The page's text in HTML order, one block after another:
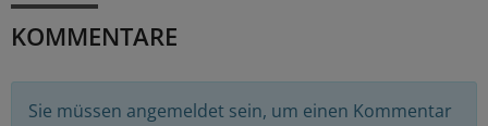
KOMMENTARE
Sie müssen angemeldet sein, um einen Kommentar